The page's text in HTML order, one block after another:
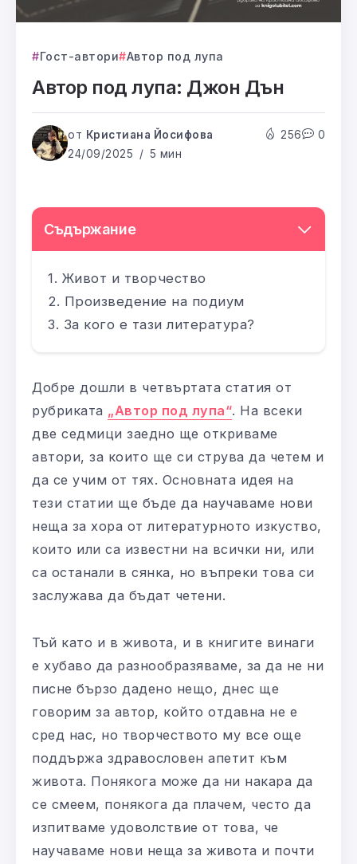
Гост-автори Автор под лупа
Автор под лупа: Джон Дън
от Кристиана Йосифова
24/09/2025
5 мин
256 0
Съдържание
Живот и творчество
Произведение на подиум
За кого е тази литература?
Добре дошли в четвъртата статия от
рубриката „Автор под лупа“. На всеки
две седмици заедно ще откриваме
автори, за които ще си струва да четем и
да се учим от тях. Основната идея на
тези статии ще бъде да научаваме нови
неща за хора от литературното изкуство,
които или са известни на всички ни, или
са останали в сянка, но въпреки това си
заслужава да бъдат четени.
Тъй като и в живота, и в книгите винаги
е хубаво да разнообразяваме, за да не ни
писне бързо дадено нещо, днес ще
говорим за автор, който отдавна не е
сред нас, но творчеството му все още
поддържа здравословен апетит към
живота. Понякога може да ни накара да
се смеем, понякога да плачем, често да
изпитваме удоволствие от това, че
научаваме нови неща за живота и почти